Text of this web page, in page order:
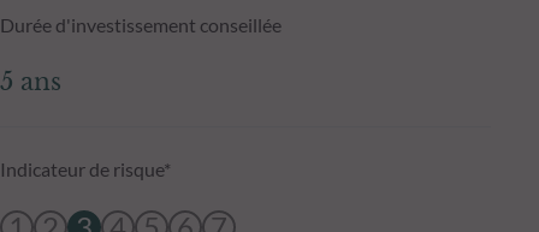
Durée d'investissement conseillée
5 ans
Indicateur de risque*